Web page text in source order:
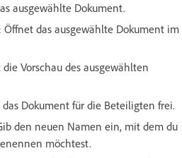
ausgewählte Dokument.
: Öffnet das ausgewählte Dokument im
die Vorschau des ausgewählten
das Dokument für die Beteiligten frei.
den neuen Namen ein, mit dem du
möchtest.